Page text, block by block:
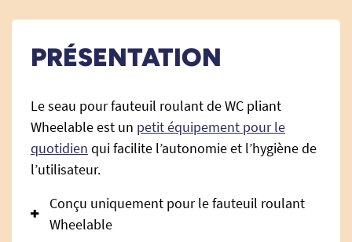
PRÉSENTATION
Le seau pour fauteuil roulant de WC pliant
Wheelable est un petit équipement pour le
quotidien qui facilite l’autonomie et l’hygiène de
l’utilisateur.
Conçu uniquement pour le fauteuil roulant
Wheelable